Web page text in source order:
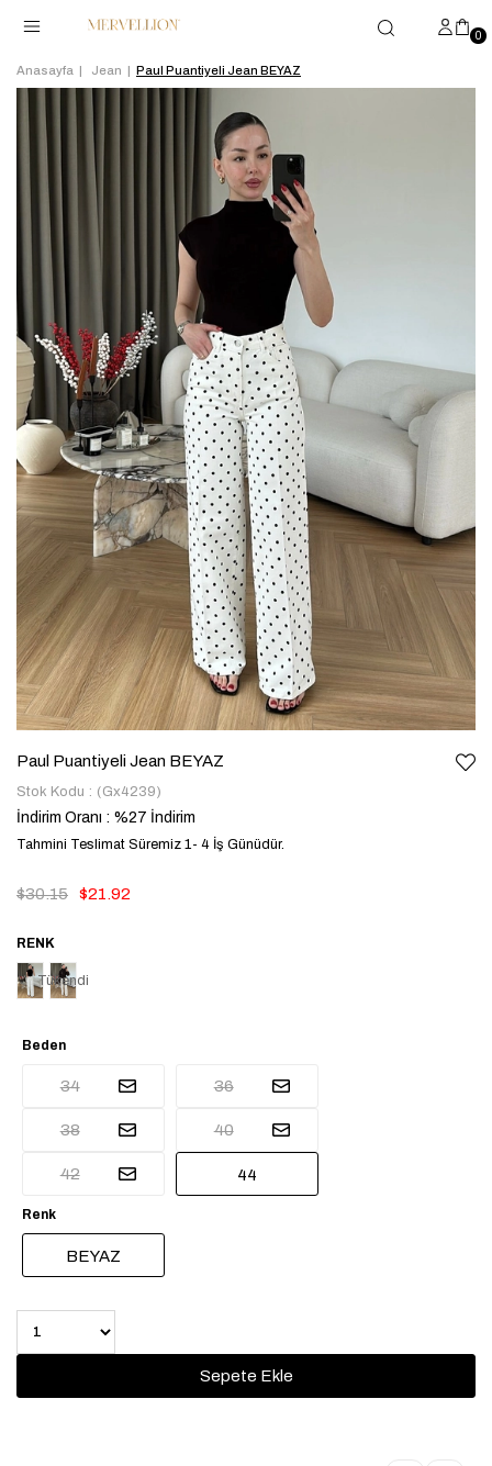
0
Anasayfa Jean Paul Puantiyeli Jean BEYAZ
Paul Puantiyeli Jean BEYAZ
Stok Kodu (Gx4239)
İndirim Oranı : %27 İndirim
Tahmini Teslimat Süremiz 1- 4 İş Günüdür.
$30.15 $21.92
Tükendi
Beden
34 36
38 40
42 44
Renk
BEYAZ